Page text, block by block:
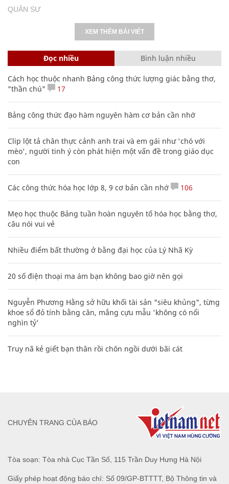
QUÂN SỰ
XEM THÊM BÀI VIẾT
Đọc nhiều Bình luận nhiều
Cách học thuộc nhanh Bảng công thức lượng giác bằng thơ,
"thần chú"
17
Bảng công thức đạo hàm nguyên hàm cơ bản cần nhớ
Clip lột tả chân thực cảnh anh trai và em gái như 'chó với
mèo', người tinh ý còn phát hiện một vấn đề trong giáo dục
con
Các công thức hóa học lớp 8, 9 cơ bản cần nhớ 106
Mẹo học thuộc Bảng tuần hoàn nguyên tố hóa học bằng thơ,
câu nói vui vẻ
Nhiều điểm bất thường ở bằng đại học của Lý Nhã Kỳ
20 số điện thoại ma ám bạn không bao giờ nên gọi
Nguyễn Phương Hằng sở hữu khối tài sản "siêu khủng", từng
khoe sổ đỏ tính bằng cân, mắng cựu mẫu 'không có nổi
nghìn tỷ'
Truy nã kẻ giết bạn thân rồi chôn ngồi dưới bãi cát
Tòa soạn: Tòa nhà Cục Tần Số, 115 Trần Duy Hưng Hà Nội
Giấy phép hoạt động báo chí: Số 09/GP-BTTTT, Bộ Thông tin và
CHUYÊN TRANG CỦA BÁO